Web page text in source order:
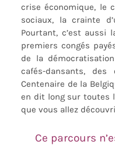
crise économique, le
sociaux, la crainte
Pourtant, c’est aussi
premiers congés
de la
cafés-dansants,
Centenaire de la
en dit long sur toutes
que vous allez
Ce parcours